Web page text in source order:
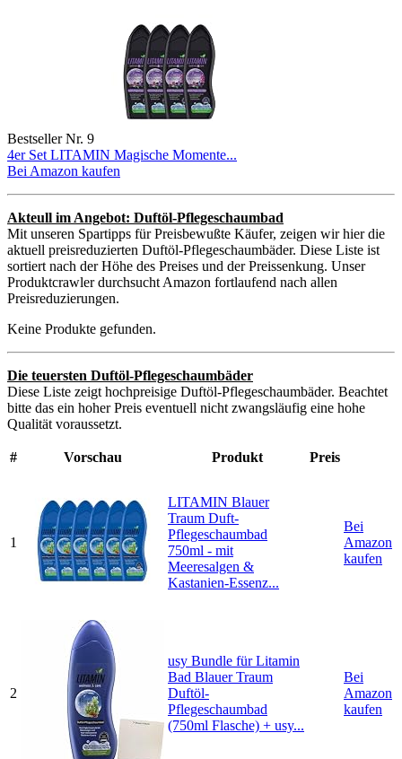
Bestseller Nr. 9
4er Set LITAMIN Magische Momente...
Bei Amazon kaufen
Akteull im Angebot: Duftöl-Pflegeschaumbad
Mit unseren Spartipps für Preisbewußte Käufer, zeigen wir hier die
aktuell preisreduzierten Duftöl-Pflegeschaumbäder. Diese Liste ist
sortiert nach der Höhe des Preises und der Preissenkung. Unser
Produktcrawler durchsucht Amazon fortlaufend nach allen
Preisreduzierungen.
Keine Produkte gefunden.
Die teuersten Duftöl-Pflegeschaumbäder
Diese Liste zeigt hochpreisige Duftöl-Pflegeschaumbäder. Beachtet
bitte das ein hoher Preis eventuell nicht zwangsläufig eine hohe
Qualität voraussetzt.
# Vorschau Produkt Preis
1
LITAMIN Blauer
Traum Duft-
Pflegeschaumbad
750ml - mit
Meeresalgen &
Kastanien-Essenz...
Bei
Amazon
kaufen
2
usy Bundle für Litamin
Bad Blauer Traum
Duftöl-
Pflegeschaumbad
(750ml Flasche) + usy...
Bei
Amazon
kaufen